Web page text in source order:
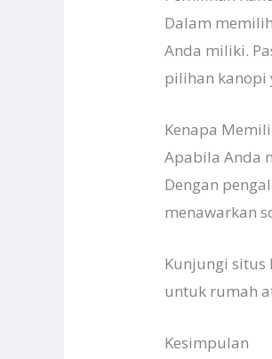
Dalam
Anda miliki.
pilihan kanopi
Kenapa
Apabila Anda
Dengan
menawarkan
Kunjungi
untuk rumah
Kesimpulan